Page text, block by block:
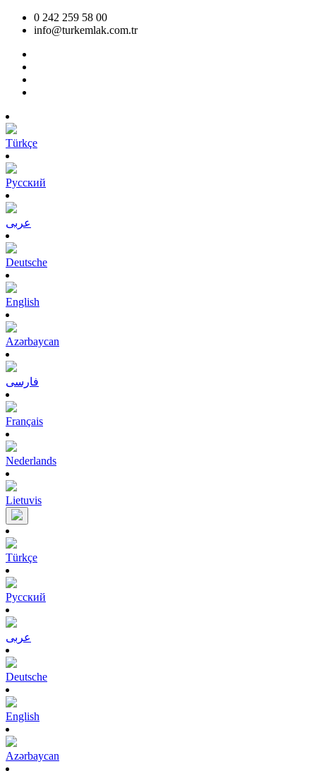
0 242 259 58 00
info@turkemlak.com.tr
Türkçe
Pусский
عربى
Deutsche
English
Azərbaycan
فارسی
Français
Nederlands
Lietuvis
Türkçe
Pусский
عربى
Deutsche
English
Azərbaycan